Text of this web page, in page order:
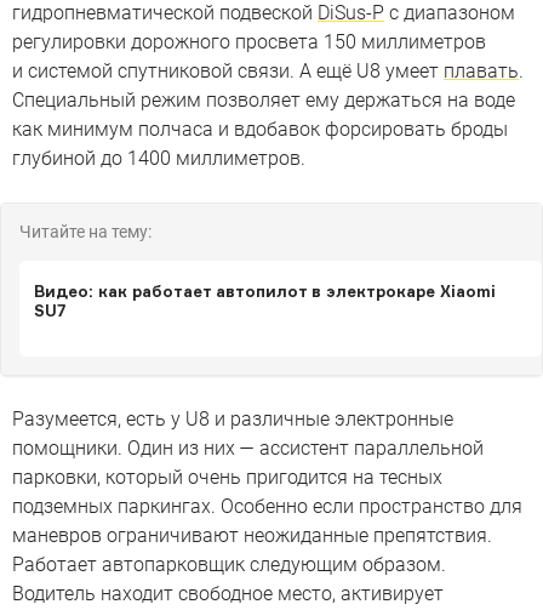
гидропневматической подвеской DiSus-P с диапазоном
регулировки дорожного просвета 150 миллиметров
и системой спутниковой связи. А ещё U8 умеет плавать.
Специальный режим позволяет ему держаться на воде
как минимум полчаса и вдобавок форсировать броды
глубиной до 1400 миллиметров.
Читайте на тему:
Видео: как работает автопилот в электрокаре Xiaomi
SU7
Разумеется, есть у U8 и различные электронные
помощники. Один из них — ассистент параллельной
парковки, который очень пригодится на тесных
подземных паркингах. Особенно если пространство для
маневров ограничивают неожиданные препятствия.
Работает автопарковщик следующим образом.
Водитель находит свободное место, активирует